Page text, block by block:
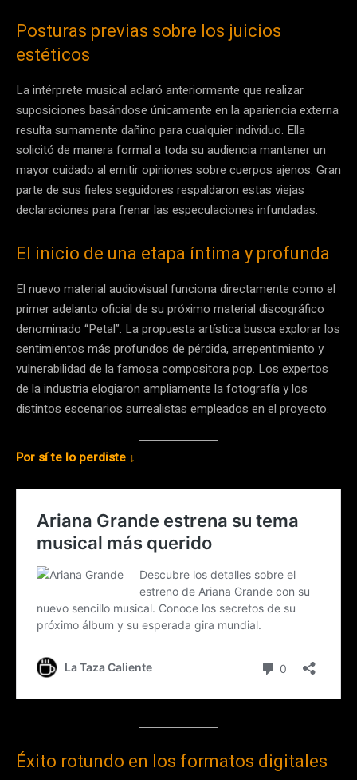
Posturas previas sobre los juicios
estéticos
La intérprete musical aclaró anteriormente que realizar
suposiciones basándose únicamente en la apariencia externa
resulta sumamente dañino para cualquier individuo. Ella
solicitó de manera formal a toda su audiencia mantener un
mayor cuidado al emitir opiniones sobre cuerpos ajenos. Gran
parte de sus fieles seguidores respaldaron estas viejas
declaraciones para frenar las especulaciones infundadas.
El inicio de una etapa íntima y profunda
El nuevo material audiovisual funciona directamente como el
primer adelanto oficial de su próximo material discográfico
denominado “Petal”. La propuesta artística busca explorar los
sentimientos más profundos de pérdida, arrepentimiento y
vulnerabilidad de la famosa compositora pop. Los expertos
de la industria elogiaron ampliamente la fotografía y los
distintos escenarios surrealistas empleados en el proyecto.
Por sí te lo perdiste ↓
Éxito rotundo en los formatos digitales